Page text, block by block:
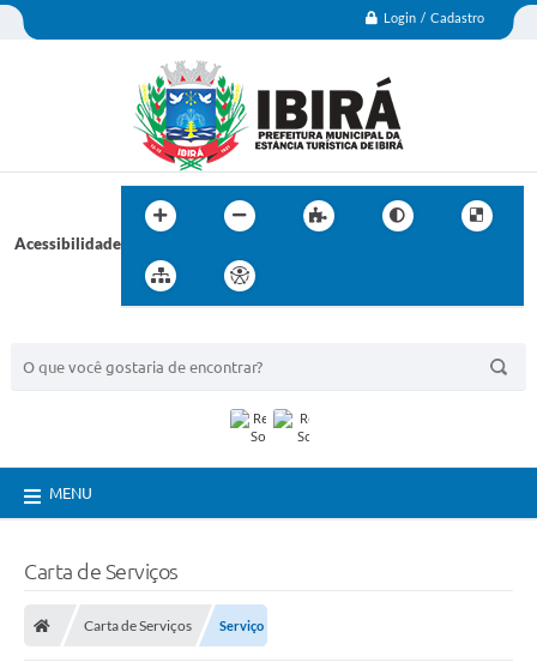
Login / Cadastro
Acessibilidade
MENU
Carta de Serviços
Carta de Serviços Serviço